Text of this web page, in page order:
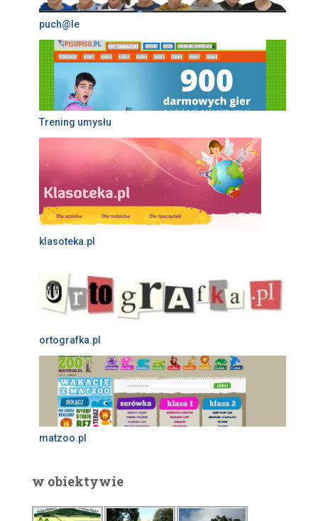
puch@le
Trening umysłu
klasoteka.pl
ortografka.pl
matzoo.pl
w obiektywie